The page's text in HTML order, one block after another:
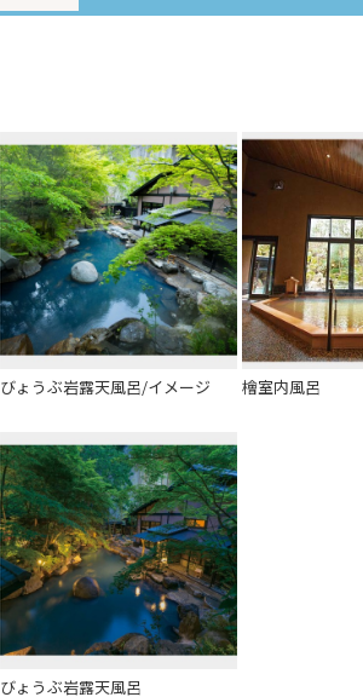
びょうぶ岩露天風呂/イメージ 檜室内風呂
びょうぶ岩露天風呂